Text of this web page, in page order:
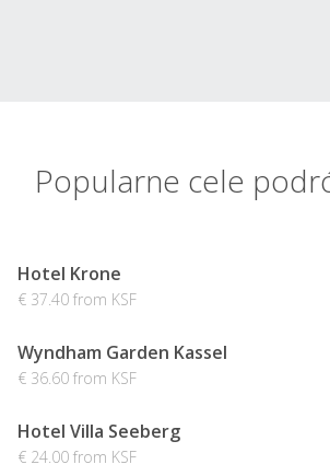
Popularne cele
Hotel Krone
€ 37.40 from KSF
Wyndham Garden Kassel
€ 36.60 from KSF
Hotel Villa Seeberg
€ 24.00 from KSF